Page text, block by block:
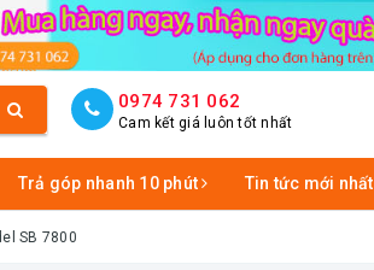
0974 731 062
Cam kết giá luôn tốt nhất
Trả góp nhanh 10 phút Tin tức mới nhất
SB 7800